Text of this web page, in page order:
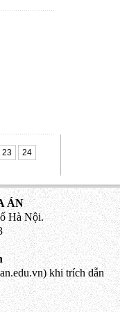
23
24
ÁN
Hà Nội.
khi trích dẫn